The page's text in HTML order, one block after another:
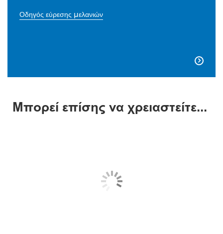
Οδηγός εύρεσης μελανιών

Μπορεί επίσης να χρειαστείτε...